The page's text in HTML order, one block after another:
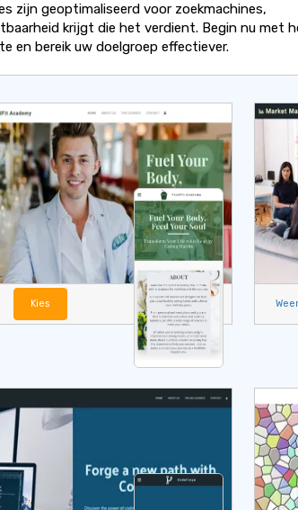
zijn geoptimaliseerd voor zoekmachines,
krijgt die het verdient. Begin nu met
en bereik uw doelgroep effectiever.
Kies